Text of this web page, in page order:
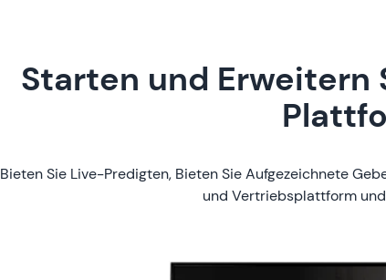
Starten und Erweitern
Bieten Sie Live-Predigten, Bieten Sie Aufgezeichnete
und Vertriebsplattform